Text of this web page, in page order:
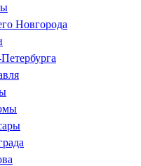
Новгорода